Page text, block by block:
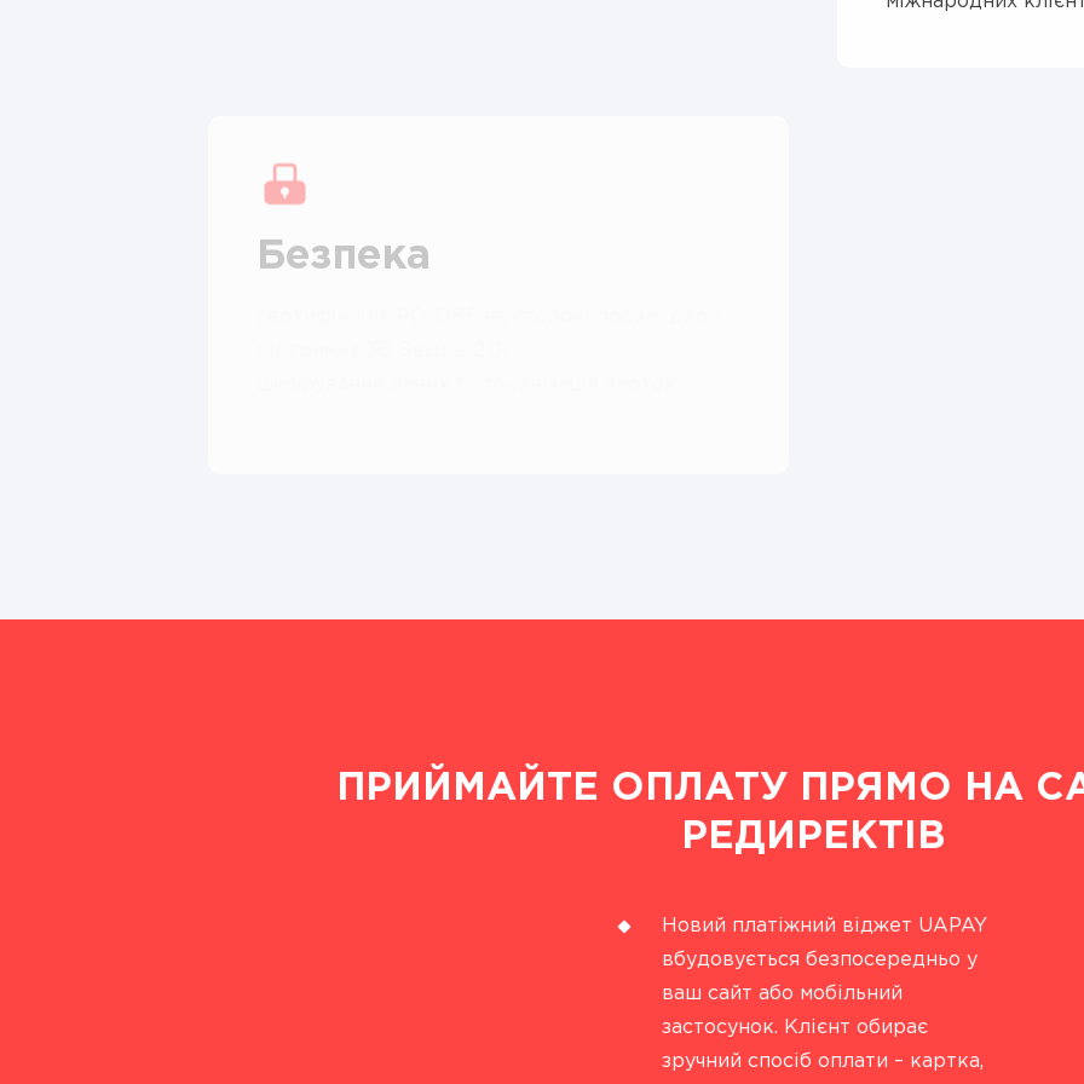
Безпека
ПРИЙМАЙТЕ ОПЛАТУ ПРЯМО НА
РЕДИРЕКТІВ
Новий платіжний віджет UAPAY
вбудовується безпосередньо у
ваш сайт або мобільний
застосунок. Клієнт обирає
зручний спосіб оплати – картка,